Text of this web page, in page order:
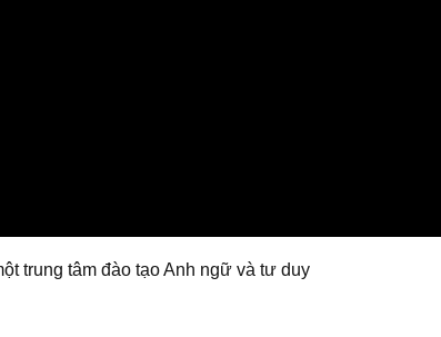
trung tâm đào tạo Anh ngữ và tư duy